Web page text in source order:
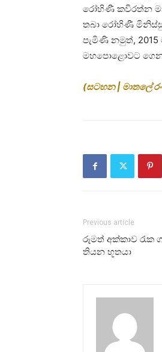
රෝහිණී කවිරත්න
තබා රෝහිණී
පැමිණි නමුත්, 2015
මහපොළොවට
(සටහන | මාතලේ
Previous article
රූමත් අක්කාව රැක
තියන භූතයා